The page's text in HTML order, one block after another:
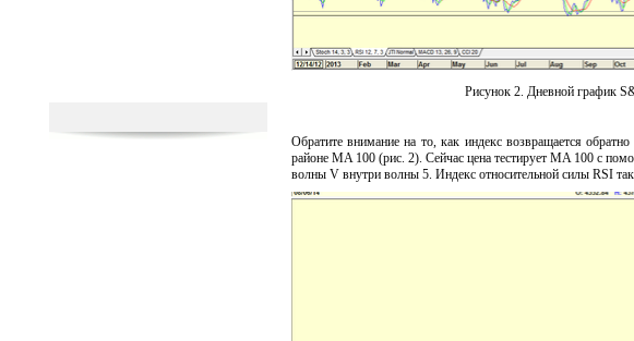
Рисунок 2. Дневной график
Обратите внимание на то, как индекс возвращается
районе MA 100 (рис. 2). Сейчас цена тестирует MA 100 с
волны V внутри волны 5. Индекс относительной силы RSI